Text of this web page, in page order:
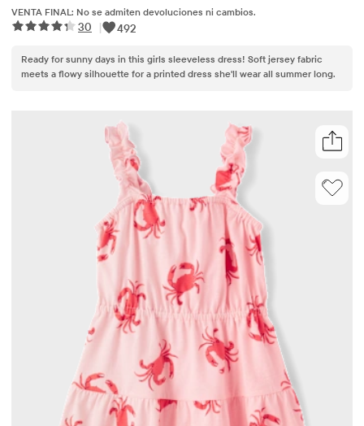
VENTA FINAL: No se admiten devoluciones ni cambios.
30 | 492
Ready for sunny days in this girls sleeveless dress! Soft jersey fabric
meets a flowy silhouette for a printed dress she'll wear all summer long.